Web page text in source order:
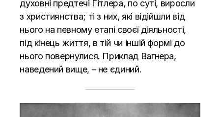
духовні предтечі Гітлера, по суті, виросли
з християнства; ті з них, які відійшли від
нього на певному етапі своєї діяльності,
під кінець життя, в тій чи іншій формі до
нього повернулися. Приклад Вагнера,
наведений вище, – не єдиний.